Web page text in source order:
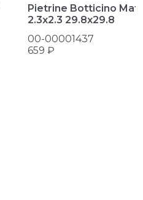
Pietrine Botticino Mat
2.3х2.3 29.8x29.8
00-00001437
659 ₽